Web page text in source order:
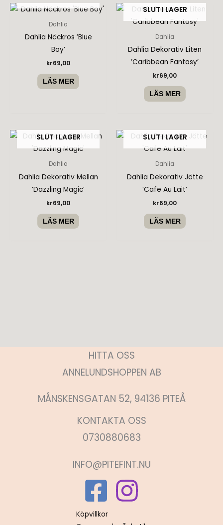
Dahlia
Dahlia Näckros ’Blue
Boy’
kr69,00
LÄS MER
SLUT I LAGER
Dahlia
Dahlia Dekorativ Liten
’Caribbean Fantasy’
kr69,00
LÄS MER
SLUT I LAGER
Dahlia
Dahlia Dekorativ Mellan
’Dazzling Magic’
kr69,00
LÄS MER
SLUT I LAGER
Dahlia
Dahlia Dekorativ Jätte
’Cafe Au Lait’
kr69,00
LÄS MER
HITTA OSS
ANNELUNDSHOPPEN AB
MÅNSKENSGATAN 52, 94136 PITEÅ
KONTAKTA OSS
0730880683
INFO@PITEFINT.NU
Köpvillkor